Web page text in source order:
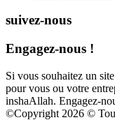
suivez-nous
Engagez-nous !
Si vous souhaitez un
pour vous ou votre
inshaAllah. Engagez-
©Copyright 2026 ©